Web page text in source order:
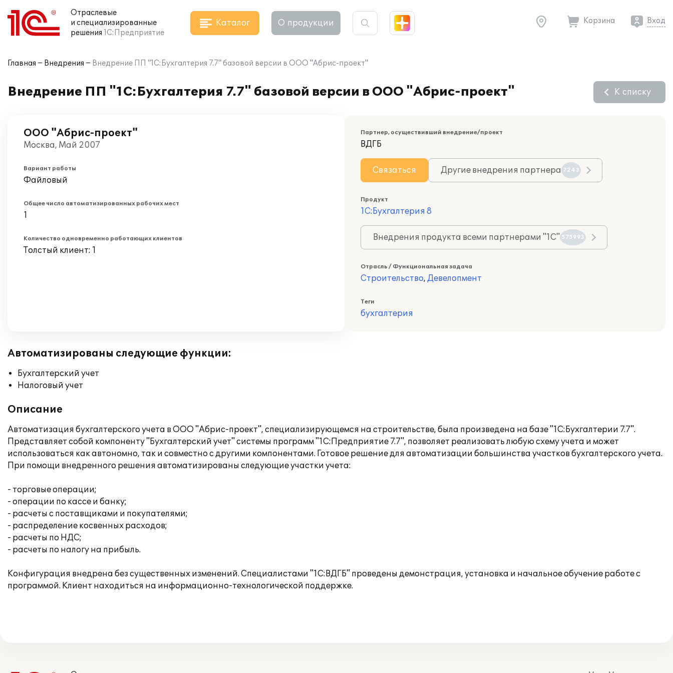
Отраслевые
и специализированные
решения 1С:Предприятие
Каталог О продукции Корзина Вход
Главная Внедрения Внедрение ПП "1С:Бухгалтерия 7.7" базовой версии в ООО "Абрис-проект"
Внедрение ПП "1С:Бухгалтерия 7.7" базовой версии в ООО "Абрис-проект" К списку
ООО "Абрис-проект"
Москва, Май 2007
Вариант работы
Файловый
Общее число автоматизированных рабочих мест
1
Количество одновременно работающих клиентов
Толстый клиент: 1
Партнер, осуществивший внедрение/проект
ВДГБ
Связаться Другие внедрения партнера 7243
Продукт
1С:Бухгалтерия 8
Внедрения продукта всеми партнерами "1С" 575993
Отрасль / Функциональная задача
Строительство, Девелопмент
Теги
бухгалтерия
Автоматизированы следующие функции:
Бухгалтерский учет
Налоговый учет
Описание
Автоматизация бухгалтерского учета в ООО "Абрис-проект", специализирующемся на строительстве, была произведена на базе "1С:Бухгалтерии 7.7".
Представляет собой компоненту "Бухгалтерский учет" системы программ "1С:Предприятие 7.7", позволяет реализовать любую схему учета и может
использоваться как автономно, так и совместно с другими компонентами. Готовое решение для автоматизации большинства участков бухгалтерского учета.
При помощи внедренного решения автоматизированы следующие участки учета:
- торговые операции;
- операции по кассе и банку;
- расчеты с поставщиками и покупателями;
- распределение косвенных расходов;
- расчеты по НДС;
- расчеты по налогу на прибыль.
Конфигурация внедрена без существенных изменений. Специалистами "1С:ВДГБ" проведены демонстрация, установка и начальное обучение работе с
программой. Клиент находиться на информационно-технологической поддержке.